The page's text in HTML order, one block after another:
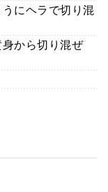
にヘラで切り混
から切り混ぜ